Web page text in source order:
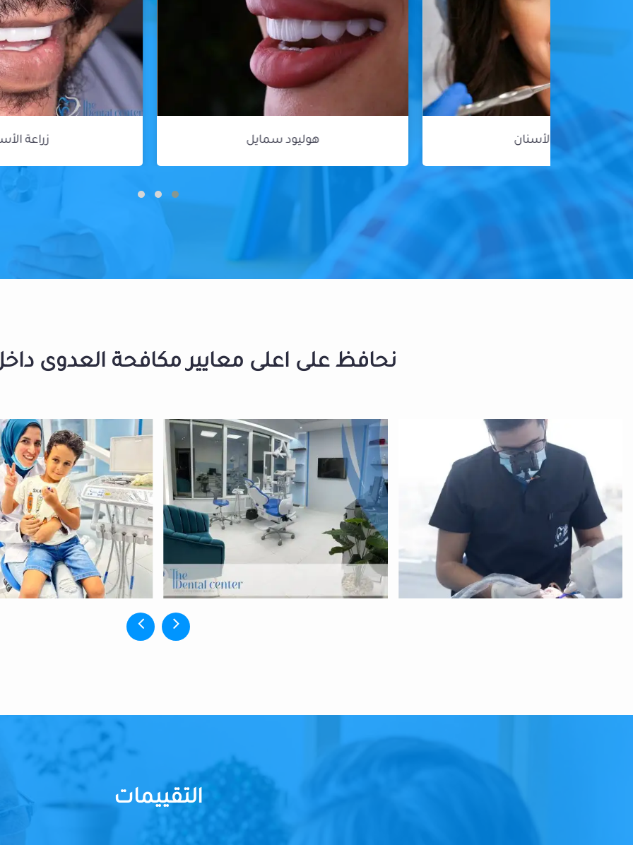
نحافظ على اعلى معايير مكافحة العدوى
التقييمات